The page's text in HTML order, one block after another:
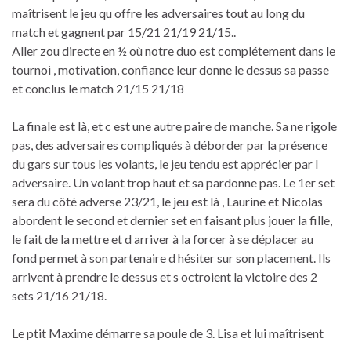
maîtrisent le jeu qu offre les adversaires tout au long du
match et gagnent par 15/21 21/19 21/15..
Aller zou directe en ½ où notre duo est complétement dans le
tournoi , motivation, confiance leur donne le dessus sa passe
et conclus le match 21/15 21/18
La finale est là, et c est une autre paire de manche. Sa ne rigole
pas, des adversaires compliqués à déborder par la présence
du gars sur tous les volants, le jeu tendu est apprécier par l
adversaire. Un volant trop haut et sa pardonne pas. Le 1er set
sera du côté adverse 23/21, le jeu est là , Laurine et Nicolas
abordent le second et dernier set en faisant plus jouer la fille,
le fait de la mettre et d arriver à la forcer à se déplacer au
fond permet à son partenaire d hésiter sur son placement. Ils
arrivent à prendre le dessus et s octroient la victoire des 2
sets 21/16 21/18.
Le ptit Maxime démarre sa poule de 3. Lisa et lui maîtrisent